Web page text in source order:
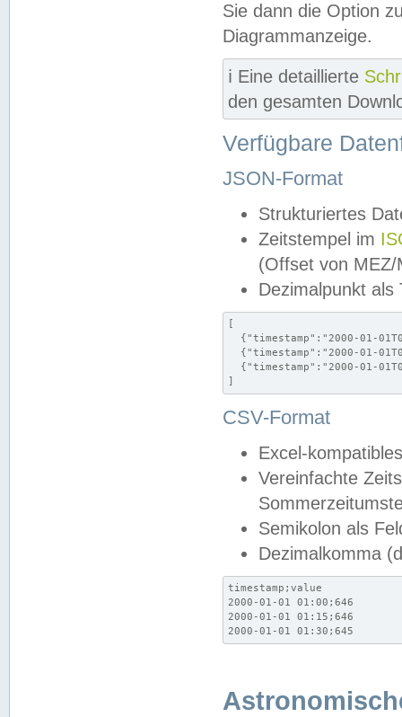
Sie dann die Option
Diagrammanzeige.
ℹ️ Eine detaillierte
den gesamten
Verfügbare
JSON-Format
Strukturiertes
Zeitstempel im
(Offset von MEZ/
Dezimalpunkt als
[
{"timestamp":"2000-01-
{"timestamp":"2000-01-
{"timestamp":"2000-01-
]
CSV-Format
Excel-
Vereinfachte
Semikolon als
Dezimalkomma
timestamp;value
2000-01-01 01:00;646
2000-01-01 01:15;646
2000-01-01 01:30;645